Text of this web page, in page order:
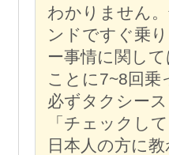
わかりません
ンドですぐ乗
ー事情に関し
ことに7~8回
必ずタクシー
「チェックし
日本人の方に